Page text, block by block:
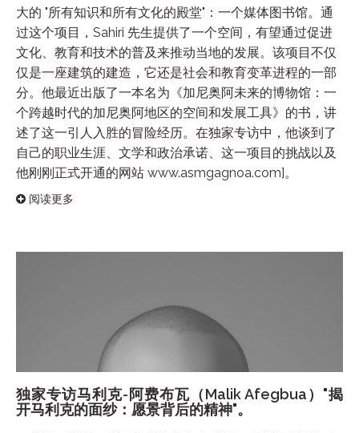
大的 "所有知识和所有文化的殿堂"：一个媒体图书馆。通
过这个项目，Sahiri 先生提供了一个空间，有望通过促进
文化、教育和技术的普及来推动当地的发展。该项目不仅
仅是一座建筑的建造，它还是社会和教育变革进程的一部
分。他最近出版了一本名为《加尼奥阿未来的博物馆：一
个跨越时代的加尼奥阿地区的空间和发展工具》的书，讲
述了这一引人入胜的冒险经历。在独家专访中，他谈到了
自己的职业生涯、文学和政治承诺、这一项目的挑战以及
他刚刚正式开通的网站 www.asmgagnoa.com]。
阅读更多
独家专访马利克-阿费布瓦（Malik Afegbua）"揭
开马利克的面纱：愿景背后的精神"。